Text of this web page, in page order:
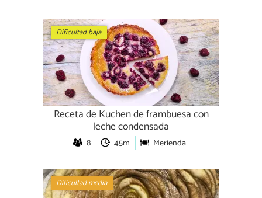
Dificultad baja
Receta de Kuchen de frambuesa con
leche condensada
8 45m Merienda
Dificultad media